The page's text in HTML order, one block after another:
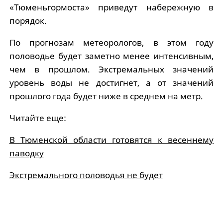
«Тюменьгормоста» приведут набережную в
порядок.
По прогнозам метеорологов, в этом году
половодье будет заметно менее интенсивным,
чем в прошлом. Экстремальных значений
уровень воды не достигнет, а от значений
прошлого года будет ниже в среднем на метр.
Читайте еще:
В Тюменской области готовятся к весеннему
паводку
Экстремального половодья не будет